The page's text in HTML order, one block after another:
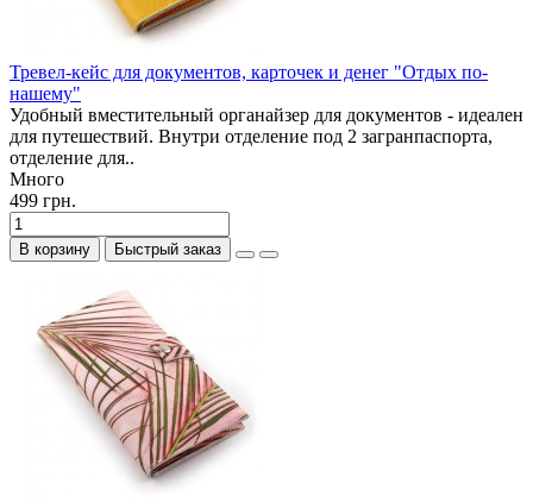
Тревел-кейс для документов, карточек и денег "Отдых по-
нашему"
Удобный вместительный органайзер для документов - идеален
для путешествий. Внутри отделение под 2 загранпаспорта,
отделение для..
Много
499 грн.
В корзину Быстрый заказ